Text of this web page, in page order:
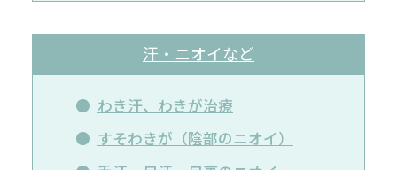
汗・ニオイなど
わき汗、わきが治療
すそわきが（陰部のニオイ）